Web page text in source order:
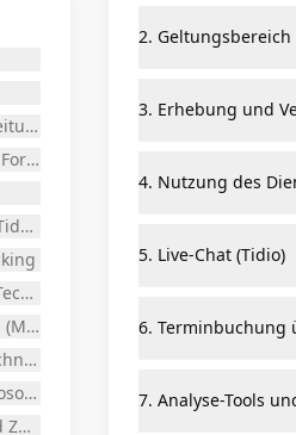
personenbezogener Daten
365)
(lexoffice)
OneDrive & Apple iCloud)
der Datenverarbeitung
2. Geltungsbereich
3. Erhebung und
4. Nutzung des
5. Live-Chat (Tidio)
6. Terminbuchung
7. Analyse-Tools